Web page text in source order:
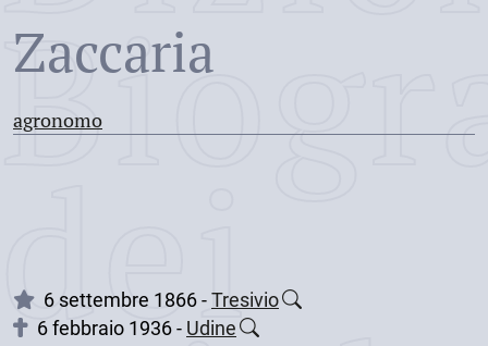
Zaccaria
agronomo
dei
6 settembre 1866 -Tresivio
6 febbraio 1936 - Udine